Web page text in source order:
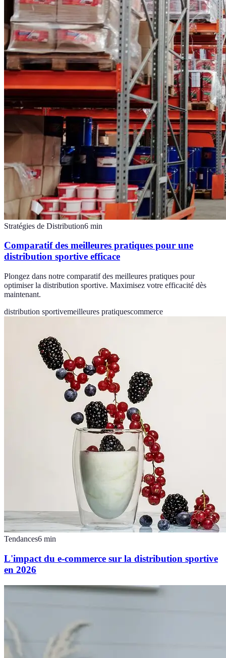
Stratégies de Distribution6 min
Comparatif des meilleures pratiques pour une
distribution sportive efficace
Plongez dans notre comparatif des meilleures pratiques pour
optimiser la distribution sportive. Maximisez votre efficacité dès
maintenant.
distribution sportivemeilleures pratiquescommerce
Tendances6 min
L'impact du e-commerce sur la distribution sportive
en 2026